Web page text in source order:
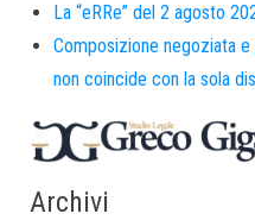
La “eRRe” del 2 agosto
Composizione negoziata
non coincide con la sola
Archivi